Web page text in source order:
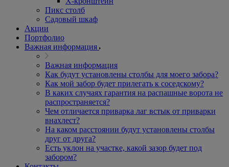
Пикс столб
Садовый шкаф
Акции
Портфолио
Важная информация
Важная информация
Как будут установлены столбы для моего забора?
Как мой забор будет прилегать к соседскому?
В каких случаях гарантия на распашные ворота не
распространяется?
Чем отличается приварка лаг встык от приварки
внахлест?
На каком расстоянии будут установлены столбы
друг от друга?
Есть уклон на участке, какой зазор будет под
забором?